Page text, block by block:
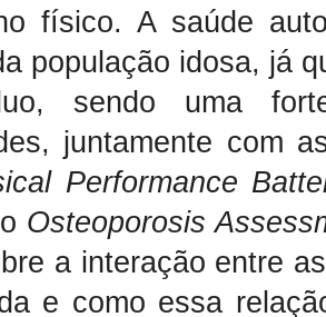
físico. A saúde
população idosa, já
sendo uma
juntamente com
Performance
Osteoporosis
a interação entre
e como essa